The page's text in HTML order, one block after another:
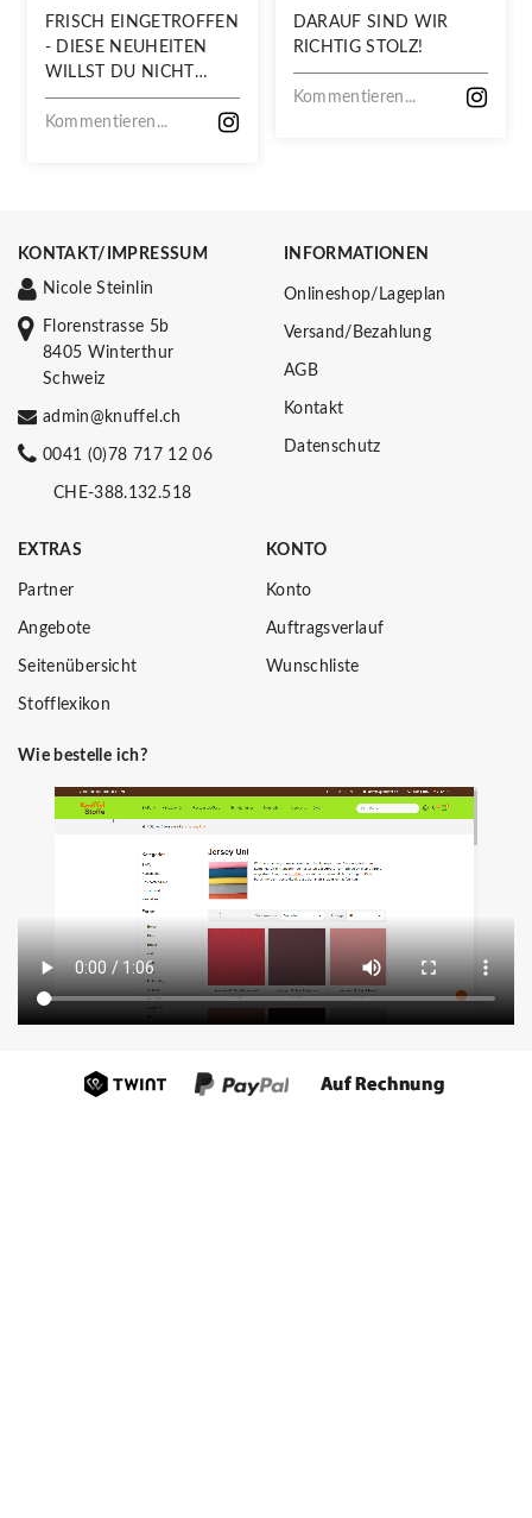
FRISCH EINGETROFFEN
- DIESE NEUHEITEN
WILLST DU NICHT
VERPASSEN!
Kommentieren...
DARAUF SIND WIR
RICHTIG STOLZ!
Kommentieren...
KONTAKT/IMPRESSUM
Nicole Steinlin
Florenstrasse 5b
8405 Winterthur
Schweiz
admin@knuffel.ch
0041 (0)78 717 12 06
CHE-388.132.518
INFORMATIONEN
Onlineshop/Lageplan
Versand/Bezahlung
AGB
Kontakt
Datenschutz
EXTRAS
Partner
Angebote
Seitenübersicht
Stofflexikon
KONTO
Konto
Auftragsverlauf
Wunschliste
Wie bestelle ich?